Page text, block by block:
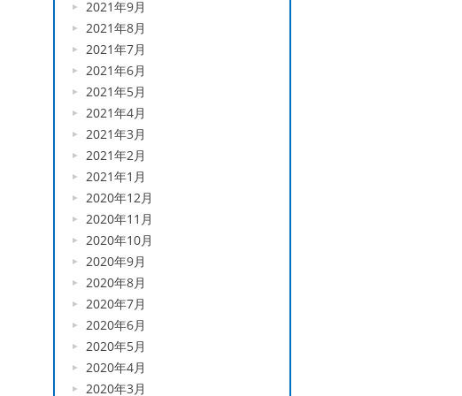
2021年9月
2021年8月
2021年7月
2021年6月
2021年5月
2021年4月
2021年3月
2021年2月
2021年1月
2020年12月
2020年11月
2020年10月
2020年9月
2020年8月
2020年7月
2020年6月
2020年5月
2020年4月
2020年3月